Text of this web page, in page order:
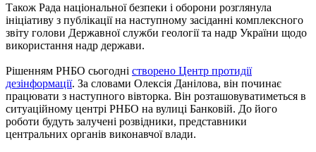
Також Рада національної безпеки і оборони розглянула
ініціативу з публікації на наступному засіданні комплексного
звіту голови Державної служби геології та надр України щодо
використання надр держави.
Рішенням РНБО сьогодні створено Центр протидії
дезінформації. За словами Олексія Данілова, він починає
працювати з наступного вівторка. Він розташовуватиметься в
ситуаційному центрі РНБО на вулиці Банковій. До його
роботи будуть залучені розвідники, представники
центральних органів виконавчої влади.